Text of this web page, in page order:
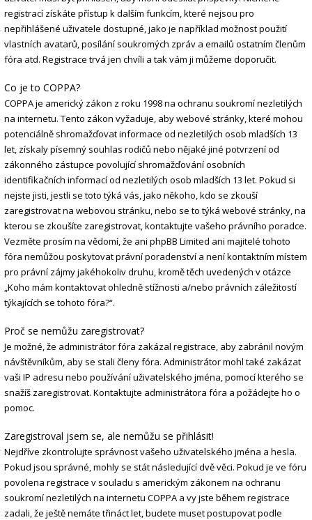
registrací získáte přístup k dalším funkcím, které nejsou pro
nepřihlášené uživatele dostupné, jako je například možnost použití
vlastních avatarů, posílání soukromých zpráv a emailů ostatním členům
fóra atd. Registrace trvá jen chvíli a tak vám ji můžeme doporučit.
Co je to COPPA?
COPPA je americký zákon z roku 1998 na ochranu soukromí nezletilých
na internetu. Tento zákon vyžaduje, aby webové stránky, které mohou
potenciálně shromažďovat informace od nezletilých osob mladších 13
let, získaly písemný souhlas rodičů nebo nějaké jiné potvrzení od
zákonného zástupce povolující shromažďování osobních
identifikačních informací od nezletilých osob mladších 13 let. Pokud si
nejste jisti, jestli se toto týká vás, jako někoho, kdo se zkouší
zaregistrovat na webovou stránku, nebo se to týká webové stránky, na
kterou se zkoušíte zaregistrovat, kontaktujte vašeho právního poradce.
Vezměte prosím na vědomí, že ani phpBB Limited ani majitelé tohoto
fóra nemůžou poskytovat právní poradenství a není kontaktním místem
pro právní zájmy jakéhokoliv druhu, kromě těch uvedených v otázce
„Koho mám kontaktovat ohledně stížnosti a/nebo právních záležitostí
týkajících se tohoto fóra?“.
Proč se nemůžu zaregistrovat?
Je možné, že administrátor fóra zakázal registrace, aby zabránil novým
návštěvníkům, aby se stali členy fóra. Administrátor mohl také zakázat
vaši IP adresu nebo používání uživatelského jména, pomocí kterého se
snažíš zaregistrovat. Kontaktujte administrátora fóra a požádejte ho o
pomoc.
Zaregistroval jsem se, ale nemůžu se přihlásit!
Nejdříve zkontrolujte správnost vašeho uživatelského jména a hesla.
Pokud jsou správné, mohly se stát následující dvě věci. Pokud je ve fóru
povolena registrace v souladu s americkým zákonem na ochranu
soukromí nezletilých na internetu COPPA a vy jste během registrace
zadali, že ještě nemáte třináct let, budete muset postupovat podle